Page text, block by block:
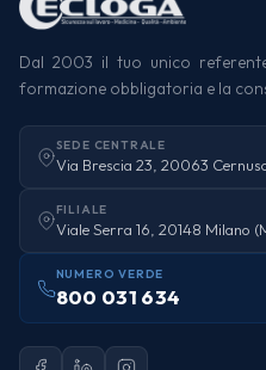
Dal 2003 il tuo unico
formazione obbligatoria e la
SEDE CENTRALE
Via Brescia 23, 20063
FILIALE
Viale Serra 16, 20148 Milano
NUMERO VERDE
800 031 634